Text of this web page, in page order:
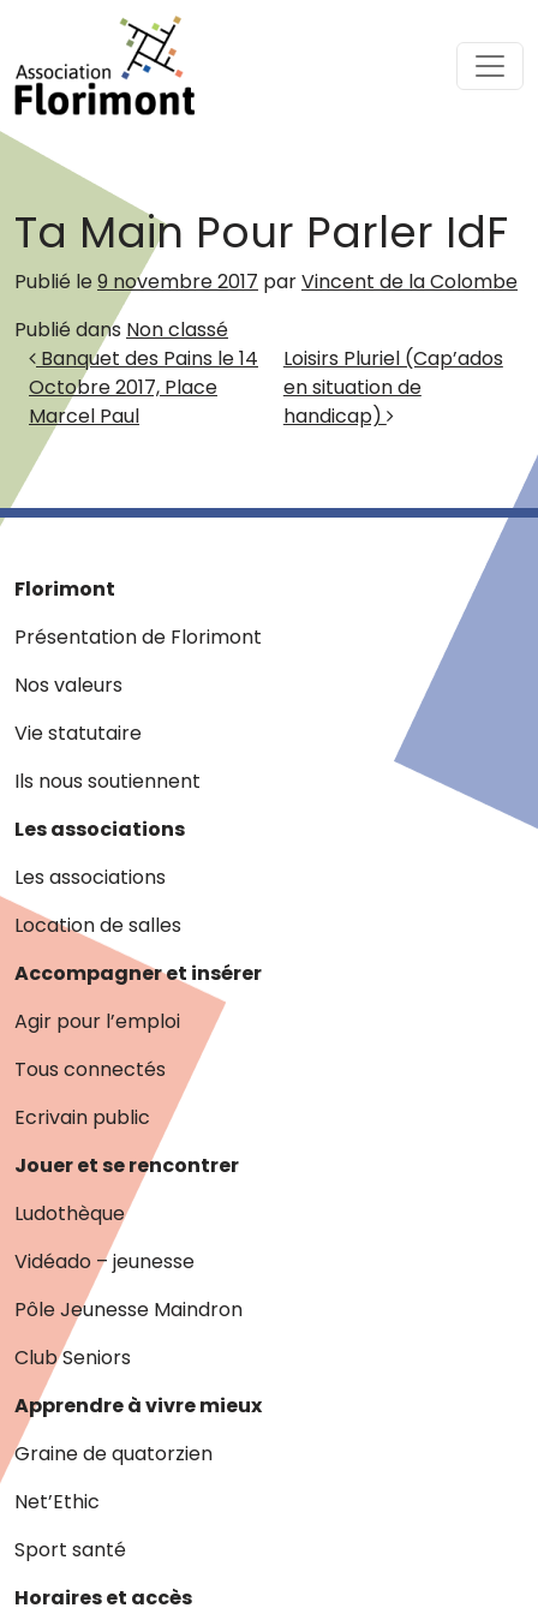
Passer au contenu
Navigation principale
Ta Main Pour Parler IdF
Publié le 9 novembre 2017 parVincent de la Colombe
Publié dans Non classé
Navigation des articles
Banquet des Pains le 14
Octobre 2017, Place
Marcel Paul
Loisirs Pluriel (Cap’ados
en situation de
handicap)
Florimont
Présentation de Florimont
Nos valeurs
Vie statutaire
Ils nous soutiennent
Les associations
Les associations
Location de salles
Accompagner et insérer
Agir pour l’emploi
Tous connectés
Ecrivain public
Jouer et se rencontrer
Ludothèque
Vidéado – jeunesse
Pôle Jeunesse Maindron
Club Seniors
Apprendre à vivre mieux
Graine de quatorzien
Net’Ethic
Sport santé
Horaires et accès